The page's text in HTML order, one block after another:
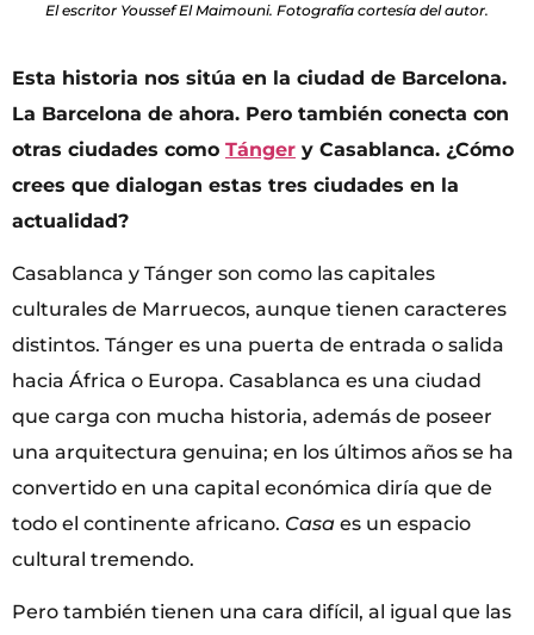
El escritor Youssef El Maimouni. Fotografía cortesía del autor.
Esta historia nos sitúa en la ciudad de Barcelona.
La Barcelona de ahora. Pero también conecta con
otras ciudades como Tánger y Casablanca. ¿Cómo
crees que dialogan estas tres ciudades en la
actualidad?
Casablanca y Tánger son como las capitales
culturales de Marruecos, aunque tienen caracteres
distintos. Tánger es una puerta de entrada o salida
hacia África o Europa. Casablanca es una ciudad
que carga con mucha historia, además de poseer
una arquitectura genuina; en los últimos años se ha
convertido en una capital económica diría que de
todo el continente africano. Casa es un espacio
cultural tremendo.
Pero también tienen una cara difícil, al igual que las